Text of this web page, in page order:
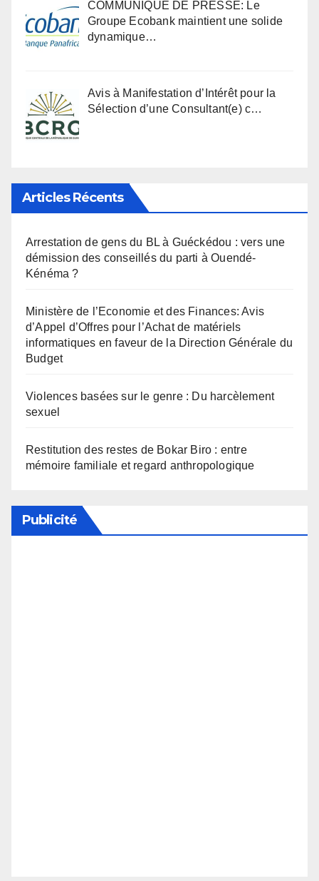
COMMUNIQUÉ DE PRESSE: Le
Groupe Ecobank maintient une solide
dynamique…
Avis à Manifestation d’Intérêt pour la
Sélection d’une Consultant(e) c…
Articles Récents
Arrestation de gens du BL à Guéckédou : vers une
démission des conseillés du parti à Ouendé-
Kénéma ?
Ministère de l’Economie et des Finances: Avis
d’Appel d’Offres pour l’Achat de matériels
informatiques en faveur de la Direction Générale du
Budget
Violences basées sur le genre : Du harcèlement
sexuel
Restitution des restes de Bokar Biro : entre
mémoire familiale et regard anthropologique
Publicité